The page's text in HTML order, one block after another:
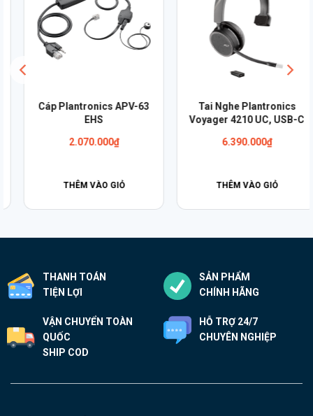
Cáp Plantronics APV-63
EHS
2.070.000₫
THÊM VÀO GIỎ
Tai Nghe Plantronics
Voyager 4210 UC, USB-C
6.390.000₫
THÊM VÀO GIỎ
THANH TOÁN
TIỆN LỢI
SẢN PHẨM
CHÍNH HÃNG
VẬN CHUYỂN TOÀN
QUỐC
SHIP COD
HỖ TRỢ 24/7
CHUYÊN NGHIỆP